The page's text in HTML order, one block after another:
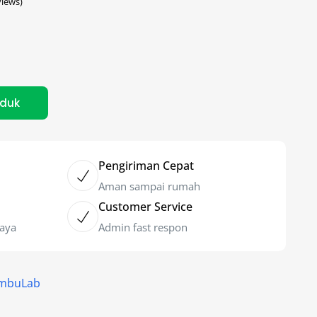
Pengiriman Cepat
Aman sampai rumah
Customer Service
Admin fast respon